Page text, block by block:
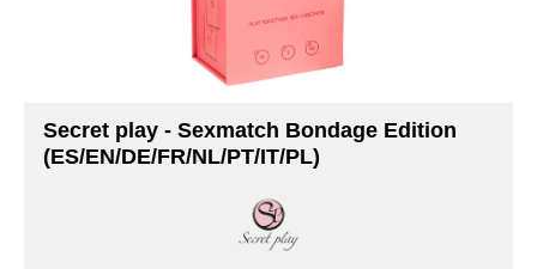
Secret play - Sexmatch Bondage Edition
(ES/EN/DE/FR/NL/PT/IT/PL)